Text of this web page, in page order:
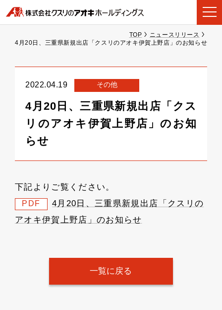
TOP
ニュースリリース
4月20日、三重県新規出店「クスリのアオキ伊賀上野店」のお知らせ
2022.04.19 その他
4月20日、三重県新規出店「クス
リのアオキ伊賀上野店」のお知
らせ
下記よりご覧ください。
PDF
4月20日、三重県新規出店「クスリの
アオキ伊賀上野店」のお知らせ
一覧に戻る